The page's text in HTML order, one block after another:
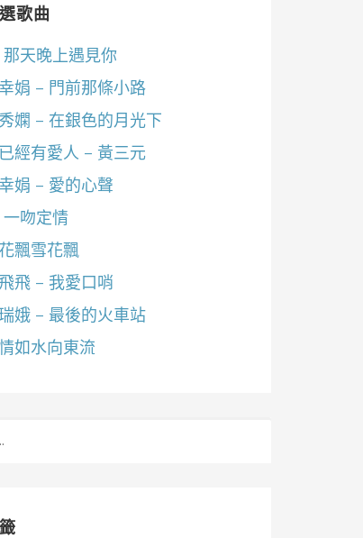
歌曲
那天晚上遇見你
娟 – 門前那條小路
嫻 – 在銀色的月光下
經有愛人 – 黃三元
娟 – 愛的心聲
一吻定情
飄雪花飄
飛 – 我愛口哨
娥 – 最後的火車站
如水向東流